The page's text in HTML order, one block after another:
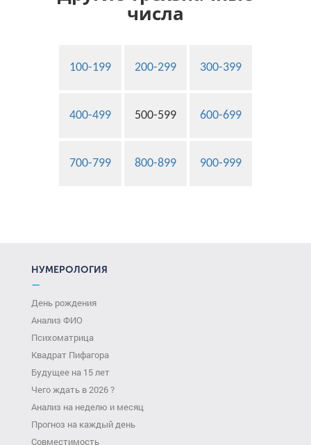
числа
100-199 200-299 300-399
400-499 500-599 600-699
700-799 800-899 900-999
НУМЕРОЛОГИЯ
—
День рождения
Анализ ФИО
Психоматрица
Квадрат Пифагора
Будущее на 15 лет
Чего ждать в 2026 ?
Анализ на неделю и месяц
Прогноз на каждый день
Совместимость